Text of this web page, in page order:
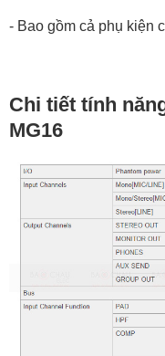
- Bao gồm cả phụ kiện
Chi tiết tính
MG16